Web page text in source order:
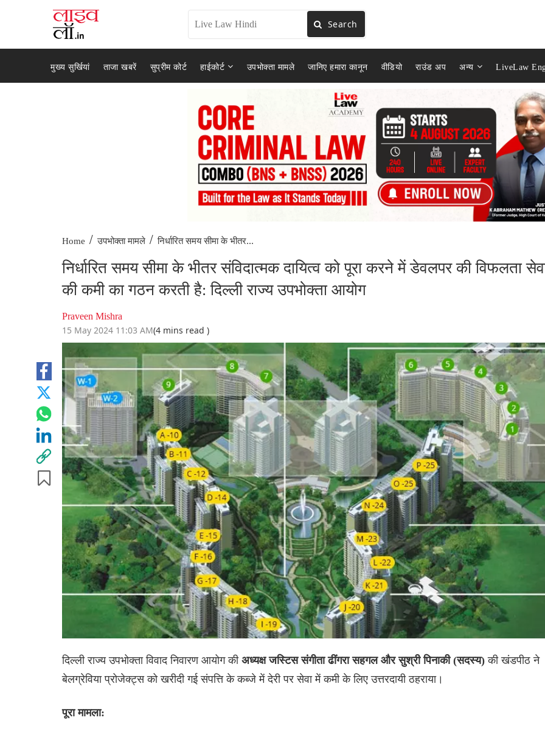
Search
मुख्य सुर्खियां ताजा खबरें सुप्रीम कोर्ट हाईकोर्ट उपभोक्ता मामले जानिए हमारा कानून वीडियो राउंड अप अन्य LiveLaw
Home / उपभोक्ता मामले / निर्धारित समय सीमा के भीतर...
निर्धारित समय सीमा के भीतर संविदात्मक दायित्व को पूरा करने में डेवलपर की विफलता
की कमी का गठन करती है: दिल्ली राज्य उपभोक्ता आयोग
Praveen Mishra
15 May 2024 11:03 AM(4 mins read )
दिल्ली राज्य उपभोक्ता विवाद निवारण आयोग की अध्यक्ष जस्टिस संगीता ढींगरा सहगल और सुश्री पिनाकी (सदस्य) की खंडपीठ ने
बेलग्रेविया प्रोजेक्ट्स को खरीदी गई संपत्ति के कब्जे में देरी पर सेवा में कमी के लिए उत्तरदायी ठहराया।
पूरा मामला: